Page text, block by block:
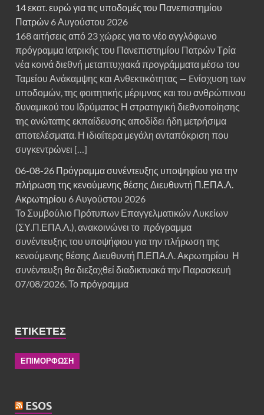
14 εκατ. ευρώ για τις υποδομές του Πανεπιστημίου
Πατρών 6 Αυγούστου 2026
168 αιτήσεις από 23 χώρες για το νέο αγγλόφωνο
πρόγραμμα Ιατρικής του Πανεπιστημίου Πατρών Τρία
νέα κοινά διεθνή μεταπτυχιακά προγράμματα μέσω του
Ταμείου Ανάκαμψης και Ανθεκτικότητας — Eνίσχυση των
υποδομών, της φοιτητικής μέριμνας και του ανθρώπινου
δυναμικού του Ιδρύματος Η στρατηγική διεθνοποίησης
της ανώτατης εκπαίδευσης αποδίδει ήδη μετρήσιμα
αποτελέσματα. Η ιδιαίτερα μεγάλη ανταπόκριση που
συγκεντρώνει […]
06-08-26 Πρόγραμμα συνέντευξης υποψηφίου για την
πλήρωση της κενούμενης θέσης Διευθυντή Π.ΕΠΑ.Λ.
Ακρωτηρίου 6 Αυγούστου 2026
Το Συμβούλιο Πρότυπων Επαγγελματικών Λυκείων
(ΣΥ.Π.ΕΠΑ.Λ.), ανακοινώνει το πρόγραμμα
συνέντευξης του υποψήφιου για την πλήρωση της
κενούμενης θέσης Διευθυντή Π.ΕΠΑ.Λ. Ακρωτηρίου Η
συνέντευξη θα διεξαχθεί διαδικτυακά την Παρασκευή
07/08/2026. Το πρόγραμμα
ΕΤΙΚΈΤΕΣ
ΕΠΙΜΟΡΦΩΣΗ
ESOS